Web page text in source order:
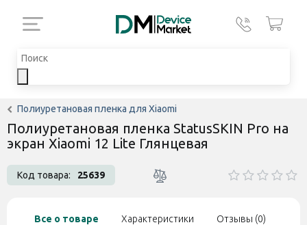
Полиуретановая пленка для Xiaomi
Полиуретановая пленка StatusSKIN Pro на
экран Xiaomi 12 Lite Глянцевая
Код товара: 25639
Все о товаре Характеристики Отзывы (0)